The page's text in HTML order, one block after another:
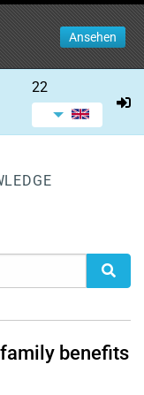
Ansehen
22
benefits